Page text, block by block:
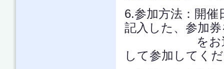
6.参加方法：開
記入した、参加
をお送りし
して参加してく